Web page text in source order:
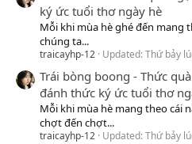
ký ức tuổi thơ ngày hè
Mỗi khi mùa hè ghé đến mang
chúng ta...
traicayhp-12 Updated:Thứ bảy
Trái bòng boong - Thức
đánh thức ký ức tuổi thơ
Mỗi khi mùa hè mang theo cái
chợt đến chợt...
traicayhp-12 Updated:Thứ bảy